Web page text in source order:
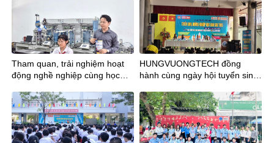
Tham quan, trải nghiệm hoạt
động nghề nghiệp cùng học
Lưu tại Trường TCN
KTCNHùng Vương
HUNGVUONGTECH đồng
hành cùng ngày hội tuyển sinh